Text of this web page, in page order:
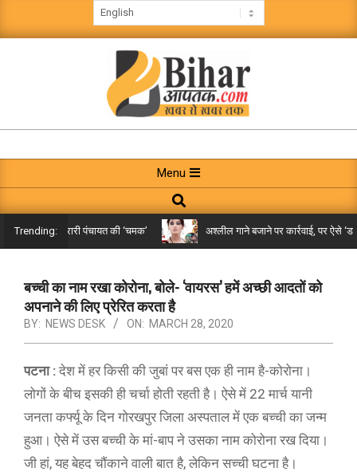
to
BIHAR
AAPTAK
Navigation
Menu
Menu
Search
Trending:
तक पहुंची गरारी पंचायत की ‘चमक’ अश्लील गाने बजाने पर कार्रवाई, पर ऐसे ‘डबल
बच्ची का नाम रखा कोरोना, बोले- ‘वायरस’ हमें अच्छी आदतों को
अपनाने की लिए प्रेरित करता है
BY: NEWS DESK ON: MARCH 28, 2020
पटना : देश में हर किसी की जुबां पर बस एक ही नाम है-कोरोना।
लोगों के बीच इसकी ही चर्चा होती रहती है। ऐसे में 22 मार्च यानी
जनता कर्फ्यू के दिन गोरखपुर जिला अस्पताल में एक बच्ची का जन्म
हुआ। ऐसे में उस बच्ची के मां-बाप ने उसका नाम कोरोना रख दिया।
जी हां, यह बेहद चौंकाने वाली बात है, लेकिन सच्ची घटना है।